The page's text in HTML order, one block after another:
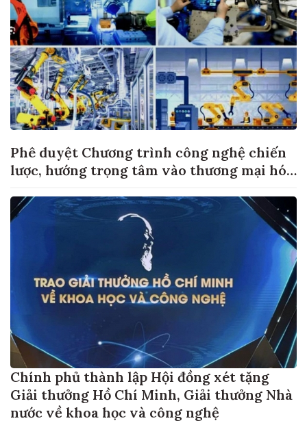
Phê duyệt Chương trình công nghệ chiến
lược, hướng trọng tâm vào thương mại hóa
Chính phủ thành lập Hội đồng xét tặng
Giải thưởng Hồ Chí Minh, Giải thưởng Nhà
nước về khoa học và công nghệ